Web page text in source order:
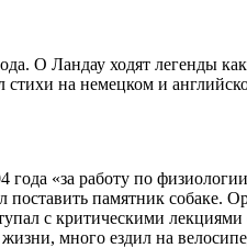
О Ландау ходят легенды
на немецком и
«за работу по
памятник собаке.
с критическими
много ездил на